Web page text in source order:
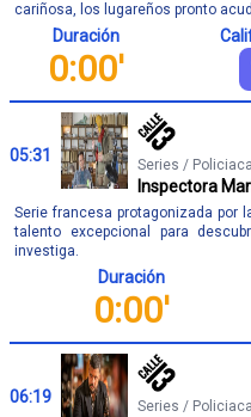
cariñosa, los lugareños pronto
Duración
0:00'
05:31 Series / Policiaca
Inspectora
Serie francesa protagonizada por
talento excepcional para
investiga.
Duración
0:00'
06:19 Series / Policiaca